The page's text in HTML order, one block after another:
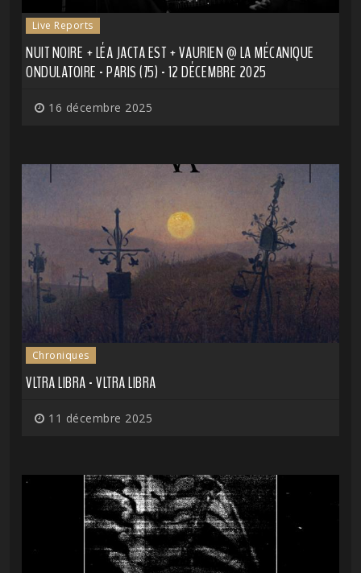
Live Reports
NUIT NOIRE + LÉA JACTA EST + VAURIEN @ LA MÉCANIQUE
ONDULATOIRE - PARIS (75) - 12 DÉCEMBRE 2025
16 décembre 2025
Chroniques
VLTRA LIBRA - VLTRA LIBRA
11 décembre 2025